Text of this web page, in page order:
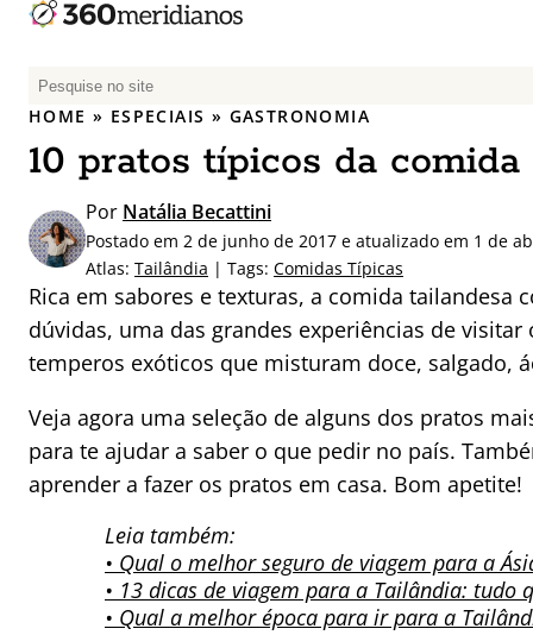
P
e
q
i
s
r
p
o
:
HOME » ESPECIAIS » GASTRONOMIA
10 pratos típicos da comida
Por Natália Becattini
Postado em 2 de junho de 2017 e atualizado em 1 de
Atlas: Tailândia | Tags: Comidas Típicas
Rica em sabores e texturas, a comida
dúvidas, uma das grandes experiências de
temperos exóticos que misturam doce, salgado,
Veja agora uma seleção de alguns dos pratos
para te ajudar a saber o que pedir no país.
aprender a fazer os pratos em casa. Bom apetite!
Leia também:
• Qual o melhor seguro de viagem para a
• 13 dicas de viagem para a Tailândia: tudo
• Qual a melhor época para ir para a